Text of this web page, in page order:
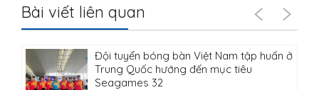
Bài viết liên quan
Đội tuyển bóng bàn Việt Nam tập huấn ở
Trung Quốc hướng đến mục tiêu
Seagames 32